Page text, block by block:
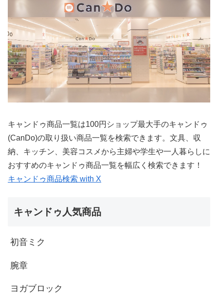
キャンドゥ商品一覧は100円ショップ最大手のキャンドゥ
(CanDo)の取り扱い商品一覧を検索できます。文具、収
納、キッチン、美容コスメから主婦や学生や一人暮らしに
おすすめのキャンドゥ商品一覧を幅広く検索できます！
キャンドゥ商品検索 with X
キャンドゥ人気商品
初音ミク
腕章
ヨガブロック